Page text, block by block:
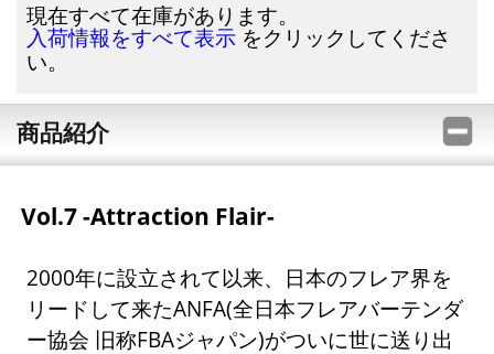
現在すべて在庫があります。
入荷情報をすべて表示 をクリックしてくださ
い。
商品紹介
Vol.7 -Attraction Flair-
2000年に設立されて以来、日本のフレア界を
リードして来たANFA(全日本フレアバーテンダ
ー協会 旧称FBAジャパン)がついに世に送り出